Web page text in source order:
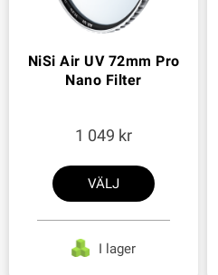
NiSi Air UV 72mm Pro
Nano Filter
1 049
VÄLJ
I lager